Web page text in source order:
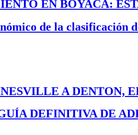
EN BOYACÁ:
de la clasificación
A DENTON,
DEFINITIVA DE